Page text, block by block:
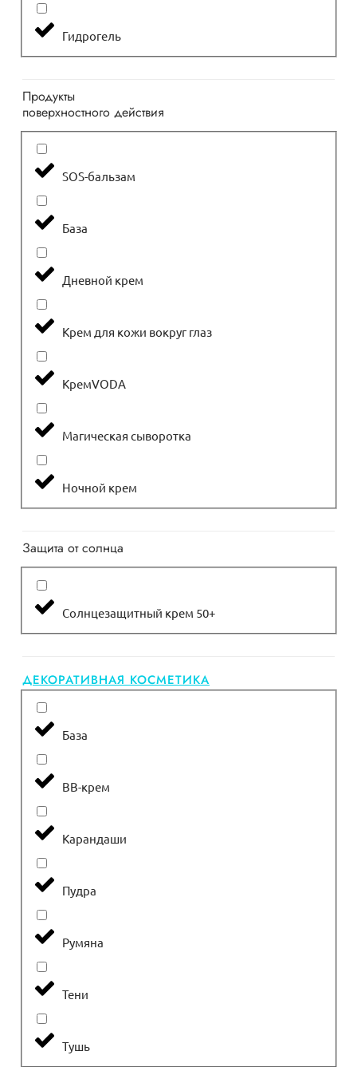
Гидрогель
Продукты
поверхностного действия
SOS-бальзам
База
Дневной крем
Крем для кожи вокруг глаз
КремVODА
Магическая сыворотка
Ночной крем
Защита от солнца
Солнцезащитный крем 50+
ДЕКОРАТИВНАЯ КОСМЕТИКА
База
ВВ-крем
Карандаши
Пудра
Румяна
Тени
Тушь